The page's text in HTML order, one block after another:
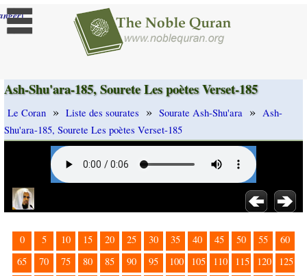
]
Ash-Shu'ara-185, Sourete Les poètes Verset-185
Le Coran » Liste des sourates » Sourate Ash-Shu'ara » Ash-
Shu'ara-185, Sourete Les poètes Verset-185
0 5 10 15 20 25 30 35 40 45 50 55
60
65
70 75 80 85 90 95 100 105 110 115 120
125